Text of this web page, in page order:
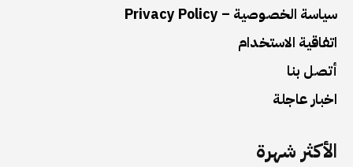
سياسة الخصوصية – Privacy Policy
اتفاقية الاستخدام
أتصل بنا
اخبار عاجلة
الأكثر شهرة